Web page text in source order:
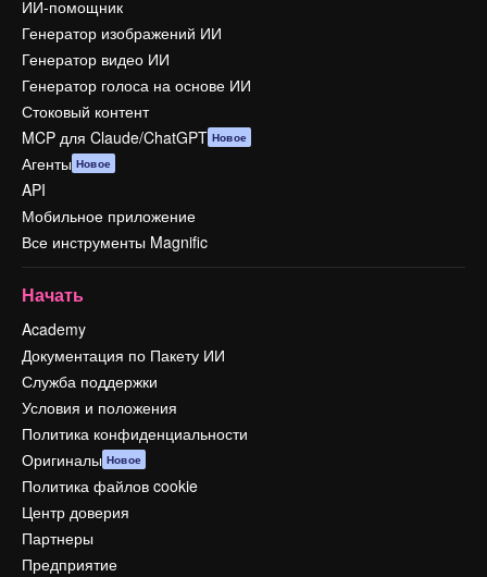
ИИ-помощник
Генератор изображений ИИ
Генератор видео ИИ
Генератор голоса на основе ИИ
Стоковый контент
MCP для Claude/ChatGPT Новое
Агенты Новое
API
Мобильное приложение
Все инструменты Magnific
Начать
Academy
Документация по Пакету ИИ
Служба поддержки
Условия и положения
Политика конфиденциальности
Оригиналы Новое
Политика файлов cookie
Центр доверия
Партнеры
Предприятие